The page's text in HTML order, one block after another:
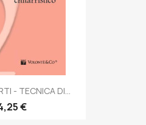
- TECNICA DI...
€